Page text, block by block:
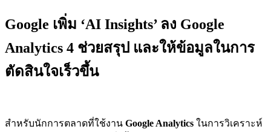
Google เพิ่ม ‘AI Insights’ ลง Google
Analytics 4 ช่วยสรุป และให้ข้อมูลในการ
ตัดสินใจเร็วขึ้น
สำหรับนักการตลาดที่ใช้งาน Google Analytics ในการวิเคราะห์